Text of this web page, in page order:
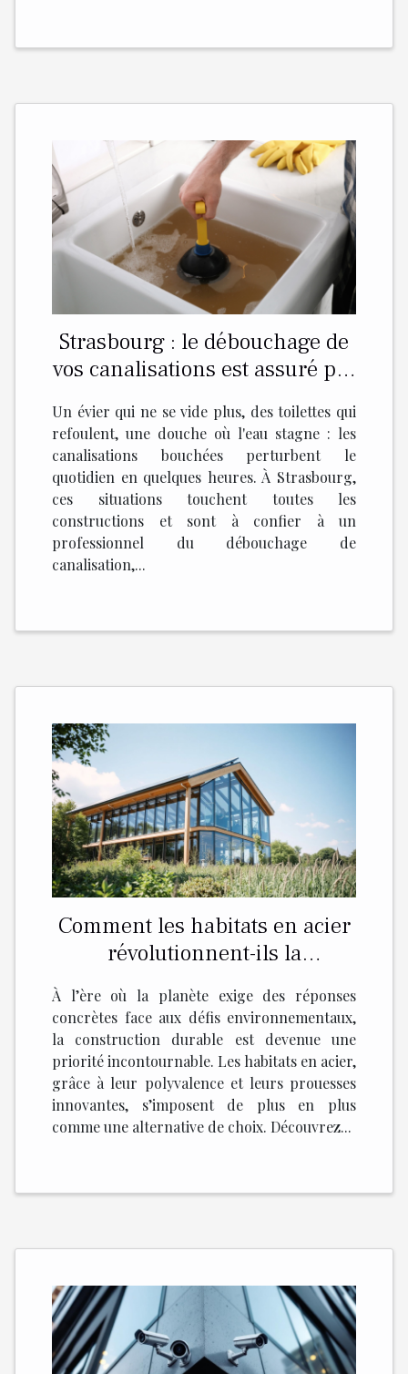
Strasbourg : le débouchage de
vos canalisations est assuré par
Un évier qui ne se vide plus, des toilettes qui
refoulent, une douche où l'eau stagne : les
canalisations bouchées perturbent le
quotidien en quelques heures. À Strasbourg,
ces situations touchent toutes les
constructions et sont à confier à un
professionnel du débouchage de
canalisation,...
Comment les habitats en acier
révolutionnent-ils la
construction durable ?
À l’ère où la planète exige des réponses
concrètes face aux défis environnementaux,
la construction durable est devenue une
priorité incontournable. Les habitats en acier,
grâce à leur polyvalence et leurs prouesses
innovantes, s’imposent de plus en plus
comme une alternative de choix. Découvrez...